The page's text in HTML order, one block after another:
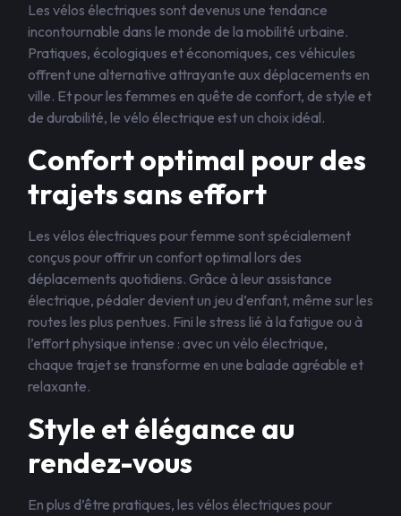
Les vélos électriques sont devenus une tendance
incontournable dans le monde de la mobilité urbaine.
Pratiques, écologiques et économiques, ces véhicules
offrent une alternative attrayante aux déplacements en
ville. Et pour les femmes en quête de confort, de style et
de durabilité, le vélo électrique est un choix idéal.
Confort optimal pour des
trajets sans effort
Les vélos électriques pour femme sont spécialement
conçus pour offrir un confort optimal lors des
déplacements quotidiens. Grâce à leur assistance
électrique, pédaler devient un jeu d’enfant, même sur les
routes les plus pentues. Fini le stress lié à la fatigue ou à
l’effort physique intense : avec un vélo électrique,
chaque trajet se transforme en une balade agréable et
relaxante.
Style et élégance au
rendez-vous
En plus d’être pratiques, les vélos électriques pour